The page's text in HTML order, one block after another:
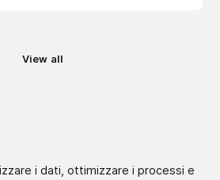
View all
i dati, ottimizzare i processi e